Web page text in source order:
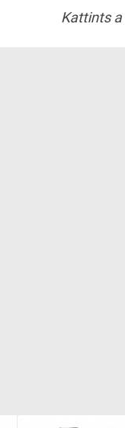
Kattints a